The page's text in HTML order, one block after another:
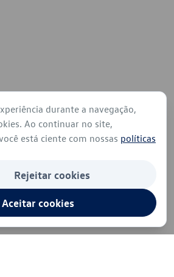
durante a navegação,
Ao continuar no site,
está ciente com nossas políticas
Rejeitar cookies
Aceitar cookies